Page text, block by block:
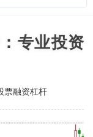
专业投资
票融资杠杆